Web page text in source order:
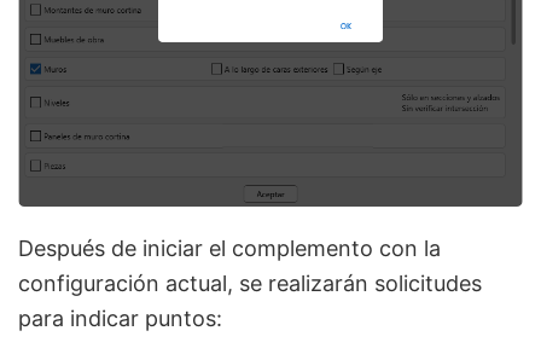
Después de iniciar el complemento con la
configuración actual, se realizarán solicitudes
para indicar puntos: